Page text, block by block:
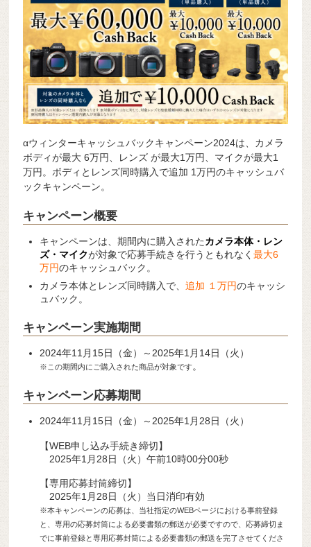
αウィンターキャッシュバックキャンペーン2024は、カメラ
ボディが最大 6万円、レンズ が最大1万円、マイクが最大1
万円。ボディとレンズ同時購入で追加 1万円のキャッシュバ
ックキャンペーン。
キャンペーン概要
キャンペーンは、期間内に購入されたカメラ本体・レン
ズ・マイクが対象で応募手続きを行うともれなく最大6
万円のキャッシュバック。
カメラ本体とレンズ同時購入で、追加 １万円のキャッシ
ュバック。
キャンペーン実施期間
2024年11月15日（金）～2025年1月14日（火）
※この期間内にご購入された商品が対象です。
キャンペーン応募期間
2024年11月15日（金）～2025年1月28日（火）
【WEB申し込み手続き締切】
2025年1月28日（火）午前10時00分00秒
【専用応募封筒締切】
2025年1月28日（火）当日消印有効
※本キャンペーンの応募は、当社指定のWEBページにおける事前登録
と、専用の応募封筒による必要書類の郵送が必要ですので、応募締切ま
でに事前登録と専用応募封筒による必要書類の郵送を完了させてくださ